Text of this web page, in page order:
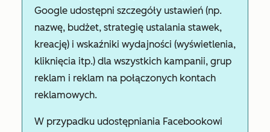
Google udostępni szczegóły ustawień (np.
nazwę, budżet, strategię ustalania stawek,
kreację) i wskaźniki wydajności (wyświetlenia,
kliknięcia itp.) dla wszystkich kampanii, grup
reklam i reklam na połączonych kontach
reklamowych.
W przypadku udostępniania Facebookowi